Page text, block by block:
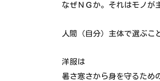
なぜＮＧか。それはモノが
人間（自分）主体で選ぶこ
洋服は
暑さ寒さから身を守るため